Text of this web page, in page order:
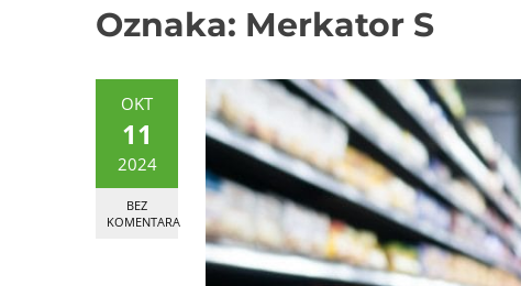
Oznaka: Merkator S
OKT
11
2024
BEZ
KOMENTARA